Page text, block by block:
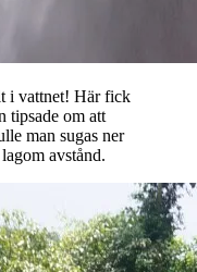
i vattnet! Här fick
tipsade om att
man sugas ner
avstånd.